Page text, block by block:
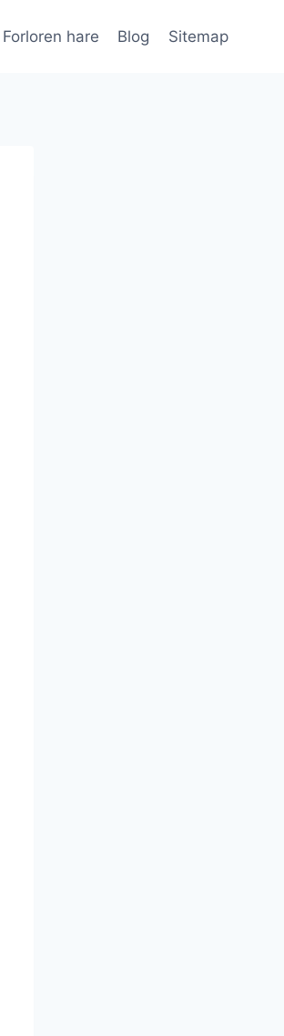
Forloren hare Blog Sitemap